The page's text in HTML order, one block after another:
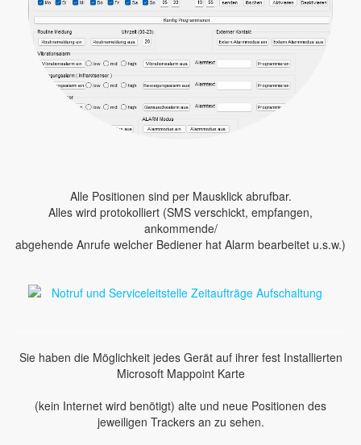
Alle Positionen sind per Mausklick abrufbar.
Alles wird protokolliert (SMS verschickt, empfangen,
ankommende/
abgehende Anrufe welcher Bediener hat Alarm bearbeitet u.s.w.)
Sie haben die Möglichkeit jedes Gerät auf ihrer fest Installierten
Microsoft Mappoint Karte
(kein Internet wird benötigt) alte und neue Positionen des
jeweiligen Trackers an zu sehen.